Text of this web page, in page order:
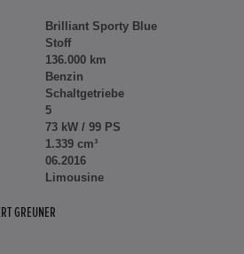
Brilliant Sporty Blue
Stoff
136.000 km
Benzin
Schaltgetriebe
5
73 kW / 99 PS
1.339 cm³
06.2016
Limousine
GREUNER